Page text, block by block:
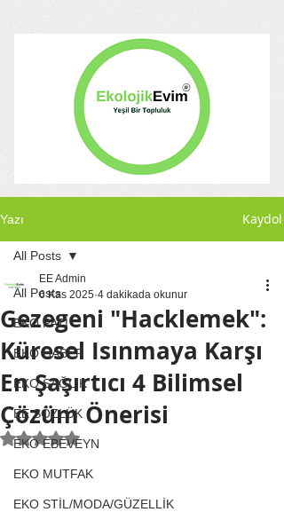
Yazı Kaydol
All Posts
EKO PATİ
EKO HABER
EKO SAĞLIK
EE SÖZLÜK
EKO EBEVEYN
EKO MUTFAK
EKO STİL/MODA/GÜZELLİK
All Posts
Gezegeni "Hacklemek":
Küresel Isınmaya Karşı
En Şaşırtıcı 4 Bilimsel
Çözüm Önerisi
EE Admin
6 Kas 2025 4 dakikada okunur
5 üzerinden NaN yıldız